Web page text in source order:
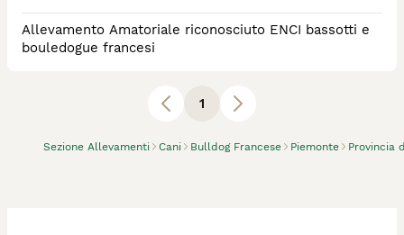
Sezione Allevamenti Cani Bulldog Francese Piemonte Provincia
Allevamento Amatoriale riconosciuto ENCI bassotti e
bouledogue francesi
1